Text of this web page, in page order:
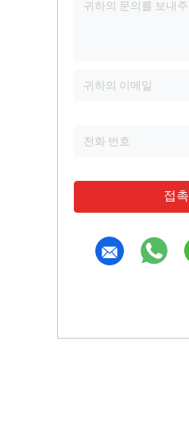
접촉